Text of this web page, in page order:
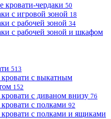
кровати-чердаки 50
с игровой зоной 18
с рабочей зоной 34
с рабочей зоной и шкафом
513
с выкатным
152
с диваном внизу 76
с полками 92
с полками и ящиками